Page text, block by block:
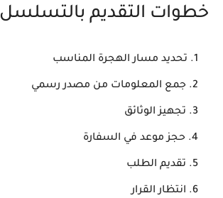
خطوات التقديم بالتسلسل
تحديد مسار الهجرة المناسب
جمع المعلومات من مصدر رسمي
تجهيز الوثائق
حجز موعد في السفارة
تقديم الطلب
انتظار القرار